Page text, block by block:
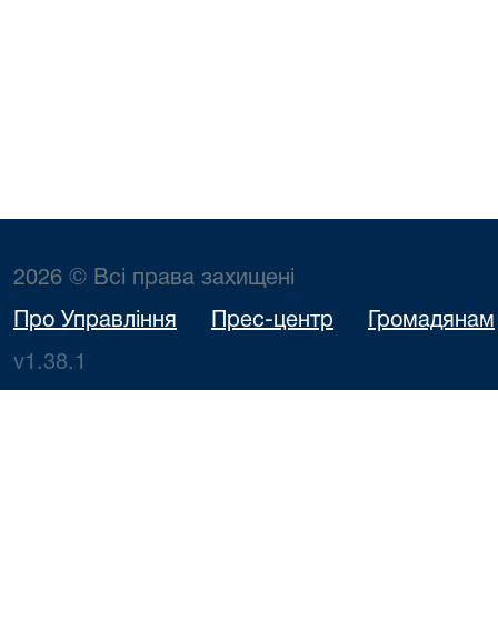
2026 © Всі права захищені
Про Управління Прес-центр Громадянам
v1.38.1